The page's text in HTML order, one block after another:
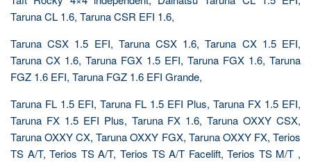
Taruna CL 1.6, Taruna CSR EFI 1.6,
Taruna CSX 1.5 EFI, Taruna CSX 1.6, Taruna CX 1.5 EFI,
Taruna CX 1.6, Taruna FGX 1.5 EFI, Taruna FGX 1.6, Taruna
FGZ 1.6 EFI, Taruna FGZ 1.6 EFI Grande,
Taruna FL 1.5 EFI, Taruna FL 1.5 EFI Plus, Taruna FX 1.5 EFI,
Taruna FX 1.5 EFI Plus, Taruna FX 1.6, Taruna OXXY CSX,
Taruna OXXY CX, Taruna OXXY FGX, Taruna OXXY FX, Terios
TS A/T, Terios TS A/T, Terios TS A/T Facelift, Terios TS M/T ,